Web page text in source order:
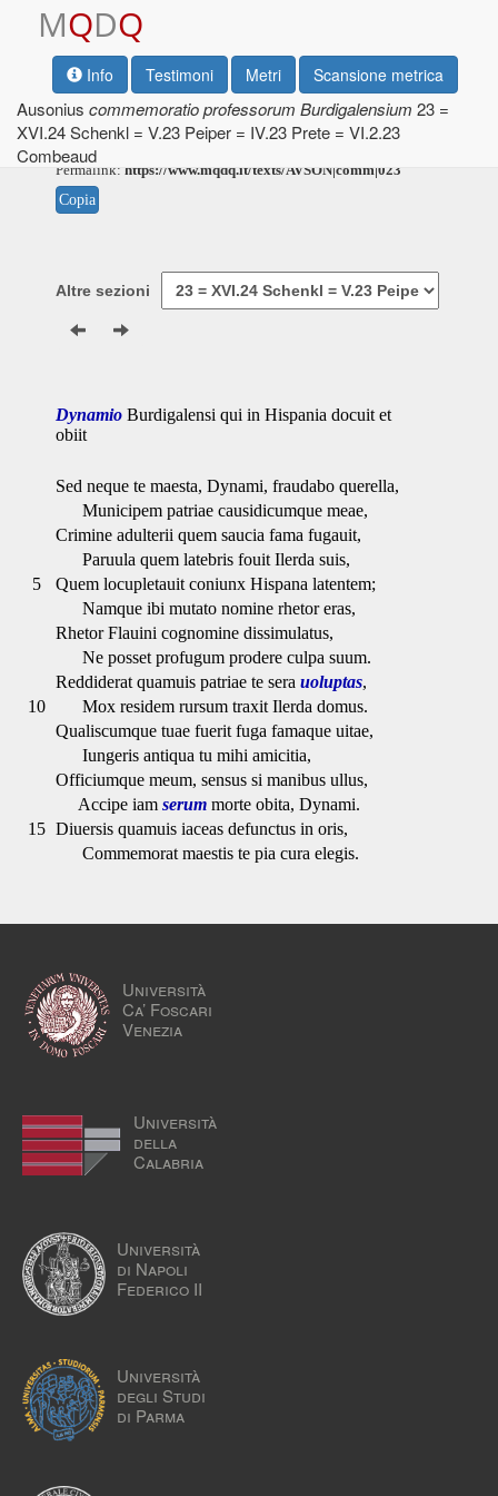
MQDQ
Info Testimoni Metri Scansione metrica
Ausonius commemoratio professorum Burdigalensium 23 =
XVI.24 Schenkl = V.23 Peiper = IV.23 Prete = VI.2.23
Combeaud
Testo base di riferimento: R. P. H. Green, 1999
Cura dell'edizione digitale: A. Prontera, 2023
Permalink: https://www.mqdq.it/texts/AVSON|comm|023
Copia
Altre sezioni
Dynamio Burdigalensi qui in Hispania docuit et
obiit
Sed neque te maesta, Dynami, fraudabo querella,
Municipem patriae causidicumque meae,
Crimine adulterii quem saucia fama fugauit,
Paruula quem latebris fouit Ilerda suis,
5
Quem locupletauit coniunx Hispana latentem;
Namque ibi mutato nomine rhetor eras,
Rhetor Flauini cognomine dissimulatus,
Ne posset profugum prodere culpa suum.
Reddiderat quamuis patriae te sera uoluptas,
10
Mox residem rursum traxit Ilerda domus.
Qualiscumque tuae fuerit fuga famaque uitae,
Iungeris antiqua tu mihi amicitia,
Officiumque meum, sensus si manibus ullus,
Accipe iam serum morte obita, Dynami.
15 Diuersis quamuis iaceas defunctus in oris,
Commemorat maestis te pia cura elegis.
Università
Ca’ Foscari
Venezia
Università
della
Calabria
Università
di Napoli
Federico II
Università
degli Studi
di Parma